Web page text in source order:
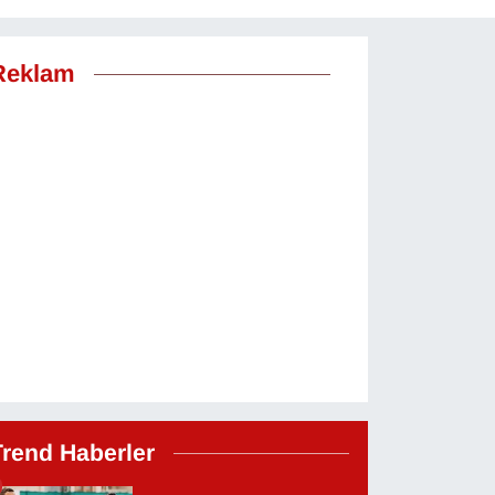
Haberler